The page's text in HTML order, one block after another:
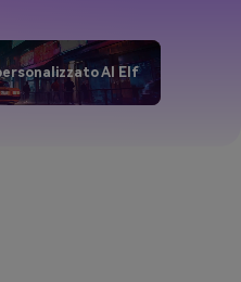
AI Elf